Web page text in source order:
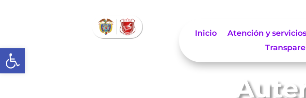
Abrir barra de herramientas
Inicio Atención y